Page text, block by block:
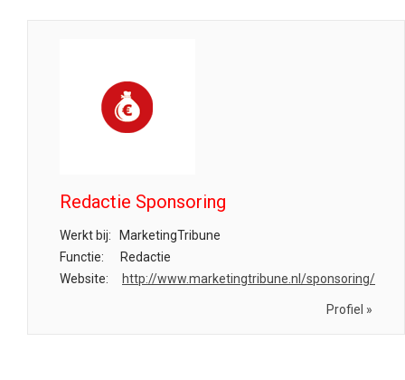
Redactie Sponsoring
Werkt bij:
MarketingTribune
Functie:
Redactie
Website:
http://www.marketingtribune.nl/sponsoring/
Profiel »